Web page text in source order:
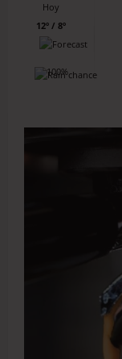
Hoy
12º / 8º
100%